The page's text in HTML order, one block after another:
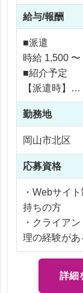
主に、クラ
せ、要件整理
整、デザイ
ートナーと
めのディレ
え、現在は大
として、よ
企業案件に関
地方に根ざ
点が大きな魅
社内リソース
制や外部制
めずに進行で
大型Webプ
プロジェク
給与/報酬
■派遣
時給 1,500 〜
■紹介予定
【派遣時】
時給 1,500 〜
年収
※応相談
※ご経験によ
※交通費支給
※残業代全額
※残業20時間
勤務地
岡山市北区
応募資格
・Webサイ
持ちの方
・クライア
理の経験があ
・デザイナ
・Web制作
詳細